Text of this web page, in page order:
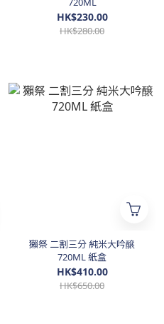
HK$230.00
HK$280.00
獺祭 二割三分 純米大吟醸
720ML 紙盒
HK$410.00
HK$650.00